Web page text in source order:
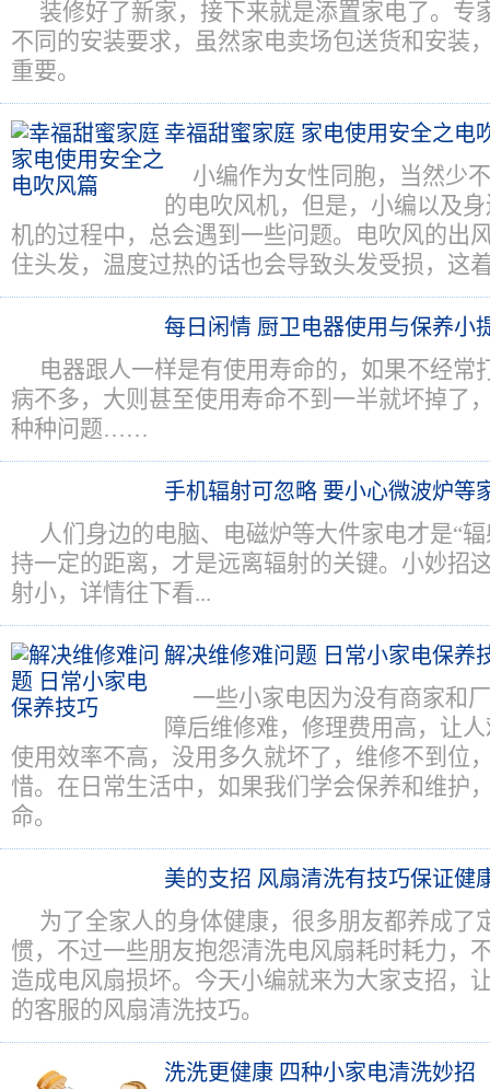
装修好了新家，接下来就是添置家电了。专
不同的安装要求，虽然家电卖场包送货和安装
重要。
幸福甜蜜家庭 家电使用安全之电
小编作为女性同胞，当然少
的电吹风机，但是，小编以及
机的过程中，总会遇到一些问题。电吹风的出
住头发，温度过热的话也会导致头发受损，这
每日闲情 厨卫电器使用与保养小
电器跟人一样是有使用寿命的，如果不经常
病不多，大则甚至使用寿命不到一半就坏掉了
种种问题……
手机辐射可忽略 要小心微波炉等
人们身边的电脑、电磁炉等大件家电才是“
持一定的距离，才是远离辐射的关键。小妙招
射小，详情往下看...
解决维修难问题 日常小家电保养
一些小家电因为没有商家和
障后维修难，修理费用高，让
使用效率不高，没用多久就坏了，维修不到位
惜。在日常生活中，如果我们学会保养和维护
命。
美的支招 风扇清洗有技巧保证健
为了全家人的身体健康，很多朋友都养成了
惯，不过一些朋友抱怨清洗电风扇耗时耗力，
造成电风扇损坏。今天小编就来为大家支招，
的客服的风扇清洗技巧。
洗洗更健康 四种小家电清洗妙招